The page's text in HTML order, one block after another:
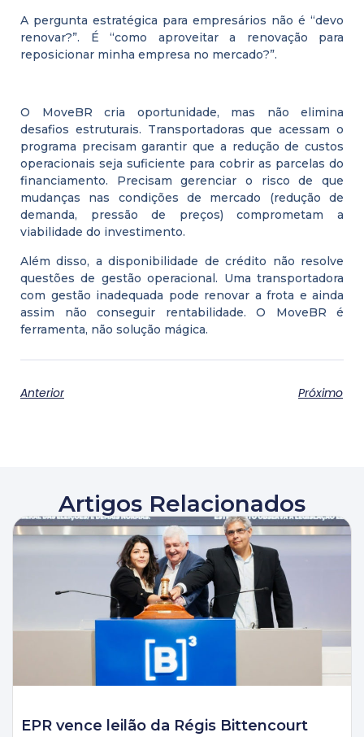
A pergunta estratégica para empresários não é “devo
renovar?”. É “como aproveitar a renovação para
reposicionar minha empresa no mercado?”.
O MoveBR cria oportunidade, mas não elimina
desafios estruturais. Transportadoras que acessam o
programa precisam garantir que a redução de custos
operacionais seja suficiente para cobrir as parcelas do
financiamento. Precisam gerenciar o risco de que
mudanças nas condições de mercado (redução de
demanda, pressão de preços) comprometam a
viabilidade do investimento.
Além disso, a disponibilidade de crédito não resolve
questões de gestão operacional. Uma transportadora
com gestão inadequada pode renovar a frota e ainda
assim não conseguir rentabilidade. O MoveBR é
ferramenta, não solução mágica.
Anterior Próximo
Artigos Relacionados
EPR vence leilão da Régis Bittencourt